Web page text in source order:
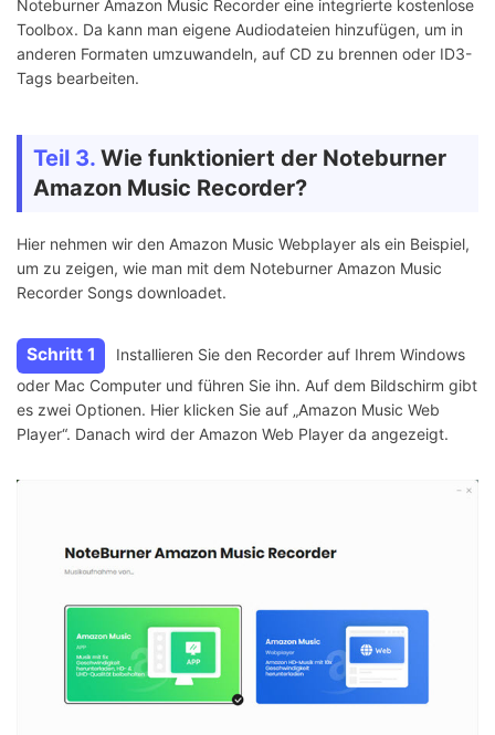
Noteburner Amazon Music Recorder eine integrierte kostenlose
Toolbox. Da kann man eigene Audiodateien hinzufügen, um in
anderen Formaten umzuwandeln, auf CD zu brennen oder ID3-
Tags bearbeiten.
Teil 3. Wie funktioniert der Noteburner
Amazon Music Recorder?
Hier nehmen wir den Amazon Music Webplayer als ein Beispiel,
um zu zeigen, wie man mit dem Noteburner Amazon Music
Recorder Songs downloadet.
Schritt 1
Installieren Sie den Recorder auf Ihrem Windows
oder Mac Computer und führen Sie ihn. Auf dem Bildschirm gibt
es zwei Optionen. Hier klicken Sie auf „Amazon Music Web
Player“. Danach wird der Amazon Web Player da angezeigt.